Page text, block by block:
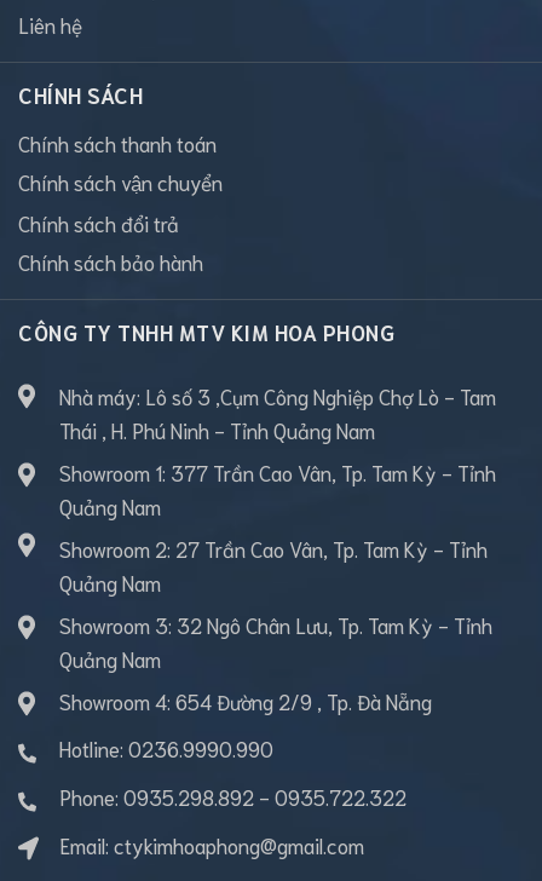
Liên hệ
CHÍNH SÁCH
Chính sách thanh toán
Chính sách vận chuyển
Chính sách đổi trả
Chính sách bảo hành
CÔNG TY TNHH MTV KIM HOA PHONG
Nhà máy: Lô số 3 ,Cụm Công Nghiệp Chợ Lò - Tam
Thái , H. Phú Ninh - Tỉnh Quảng Nam
Showroom 1: 377 Trần Cao Vân, Tp. Tam Kỳ - Tỉnh
Quảng Nam
Showroom 2: 27 Trần Cao Vân, Tp. Tam Kỳ - Tỉnh
Quảng Nam
Showroom 3: 32 Ngô Chân Lưu, Tp. Tam Kỳ - Tỉnh
Quảng Nam
Showroom 4: 654 Đường 2/9 , Tp. Đà Nẵng
Hotline: 0236.9990.990
Phone: 0935.298.892 - 0935.722.322
Email: ctykimhoaphong@gmail.com